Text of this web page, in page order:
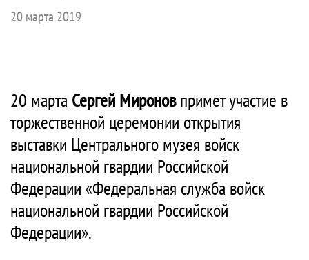
20 марта 2019
20 марта Сергей Мироновпримет участие в
торжественной церемонии открытия
выставки Центрального музея войск
национальной гвардии Российской
Федерации «Федеральная служба войск
национальной гвардии Российской
Федерации».